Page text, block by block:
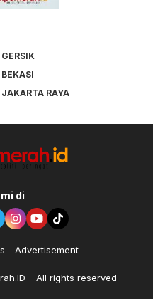
GERSIK
BEKASI
JAKARTA RAYA
di
Advertisement
– All rights reserved